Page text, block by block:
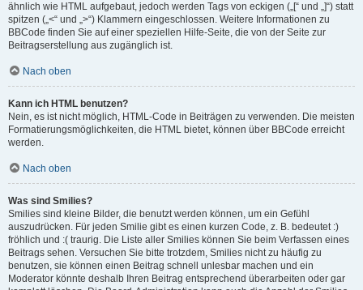
ähnlich wie HTML aufgebaut, jedoch werden Tags von eckigen („[“ und „]“) statt
spitzen („<“ und „>“) Klammern eingeschlossen. Weitere Informationen zu
BBCode finden Sie auf einer speziellen Hilfe-Seite, die von der Seite zur
Beitragserstellung aus zugänglich ist.
Nach oben
Kann ich HTML benutzen?
Nein, es ist nicht möglich, HTML-Code in Beiträgen zu verwenden. Die meisten
Formatierungsmöglichkeiten, die HTML bietet, können über BBCode erreicht
werden.
Nach oben
Was sind Smilies?
Smilies sind kleine Bilder, die benutzt werden können, um ein Gefühl
auszudrücken. Für jeden Smilie gibt es einen kurzen Code, z. B. bedeutet :)
fröhlich und :( traurig. Die Liste aller Smilies können Sie beim Verfassen eines
Beitrags sehen. Versuchen Sie bitte trotzdem, Smilies nicht zu häufig zu
benutzen, sie können einen Beitrag schnell unlesbar machen und ein
Moderator könnte deshalb Ihren Beitrag entsprechend überarbeiten oder gar